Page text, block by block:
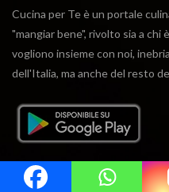
Cucina per Te è un portale
"mangiar bene", rivolto sia a chi
vogliono insieme con noi,
dell'Italia, ma anche del resto